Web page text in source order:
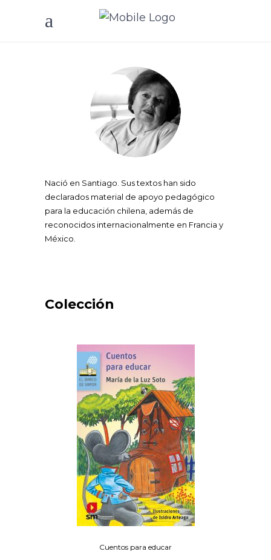
Nació en Santiago. Sus textos han sido
declarados material de apoyo pedagógico
para la educación chilena, además de
reconocidos internacionalmente en Francia y
México.
Colección
Cuentos para educar